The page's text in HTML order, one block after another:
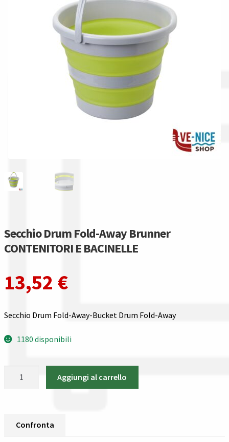
Condizioni generali
Acquisti in rete pubblica amministrazione
Assicurazione integrativa Garanzia3
Bonus fiscali 2025
Gestione resi
Pagamenti
Privacy policy
Confronta
I nostri negozi
Spedizioni in europa
Secchio Drum Fold-Away Brunner
CONTENITORI E BACINELLE
13,52 €
Secchio Drum Fold-Away-Bucket Drum Fold-Away
1180 disponibili
Brunner
Aggiungi al carrello
Confronta